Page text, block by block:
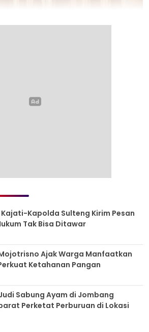
Kapolda Sulteng Kirim Pesan
Tak Bisa Ditawar
Ajak Warga Manfaatkan
Ketahanan Pangan
Sabung Ayam di Jombang
Perketat Perburuan di Lokasi